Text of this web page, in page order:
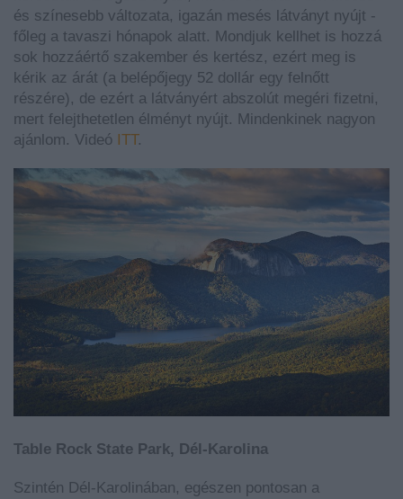
és színesebb változata, igazán mesés látványt nyújt -
főleg a tavaszi hónapok alatt. Mondjuk kellhet is hozzá
sok hozzáértő szakember és kertész, ezért meg is
kérik az árát (a belépőjegy 52 dollár egy felnőtt
részére), de ezért a látványért abszolút megéri fizetni,
mert felejthetetlen élményt nyújt. Mindenkinek nagyon
ajánlom. Videó ITT.
Table Rock State Park, Dél-Karolina
Szintén Dél-Karolinában, egészen pontosan a